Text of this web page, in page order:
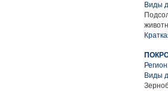
Виды
Виды